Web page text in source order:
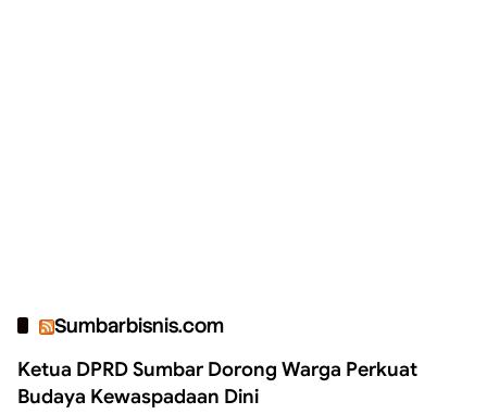
Sumbarbisnis.com
Ketua DPRD Sumbar Dorong Warga Perkuat
Budaya Kewaspadaan Dini